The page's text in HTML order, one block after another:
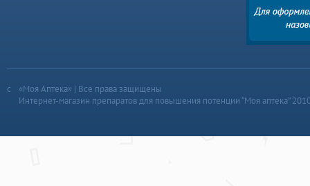
«Моя Аптека» | Все права защищены
Интернет-магазин препаратов для повышения потенции “Моя аптека”